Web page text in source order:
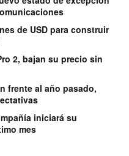
de USD para construir
2, bajan su precio sin
frente al año pasado,
iniciará su
mes